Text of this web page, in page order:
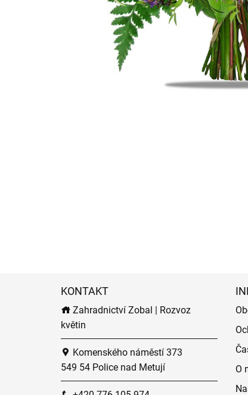
KONTAKT
Zahradnictví Zobal | Rozvoz
květin
Komenského náměstí 373
549 54 Police nad Metují
O